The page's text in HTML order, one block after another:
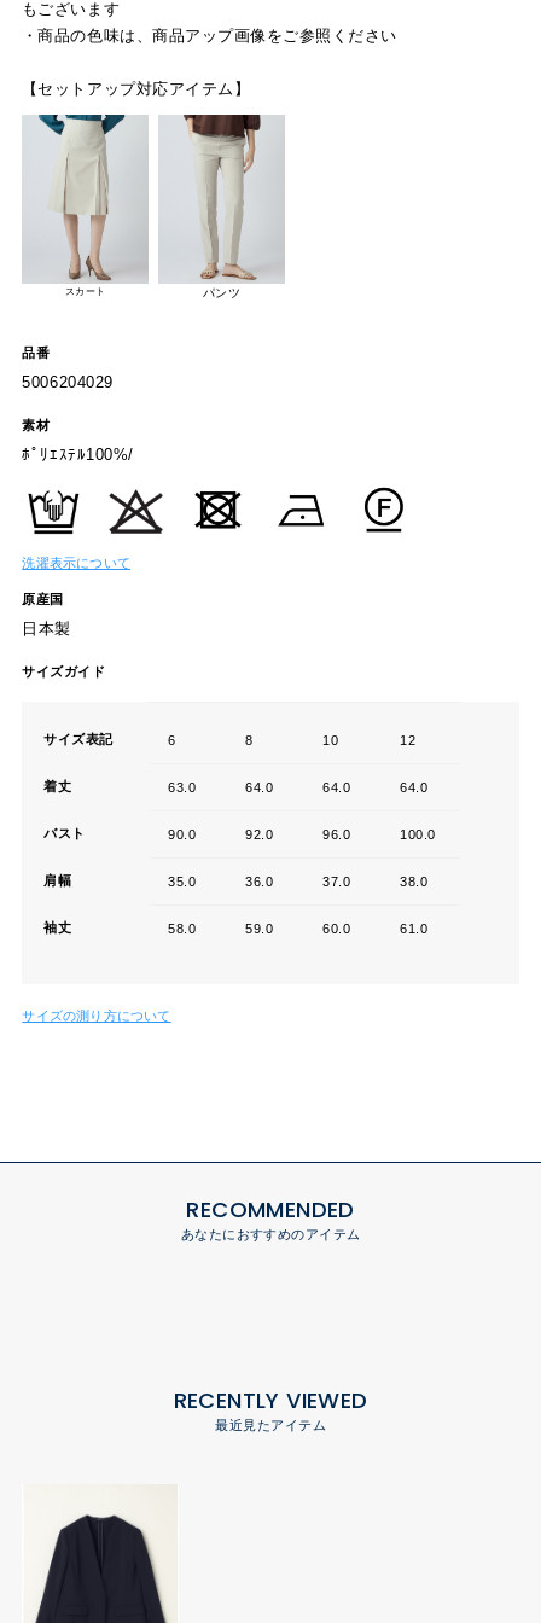
もございます
・商品の色味は、商品アップ画像をご参照ください
【セットアップ対応アイテム】
スカート パンツ
品番
5006204029
素材
ﾎﾟﾘｴｽﾃﾙ100%/
洗濯表示について
原産国
日本製
サイズガイド
サイズ表記 6 8 10 12
着丈 63.0 64.0 64.0 64.0
バスト 90.0 92.0 96.0 100.0
肩幅 35.0 36.0 37.0 38.0
袖丈 58.0 59.0 60.0 61.0
サイズの測り方について
RECOMMENDED
あなたにおすすめのアイテム
RECENTLY VIEWED
最近見たアイテム